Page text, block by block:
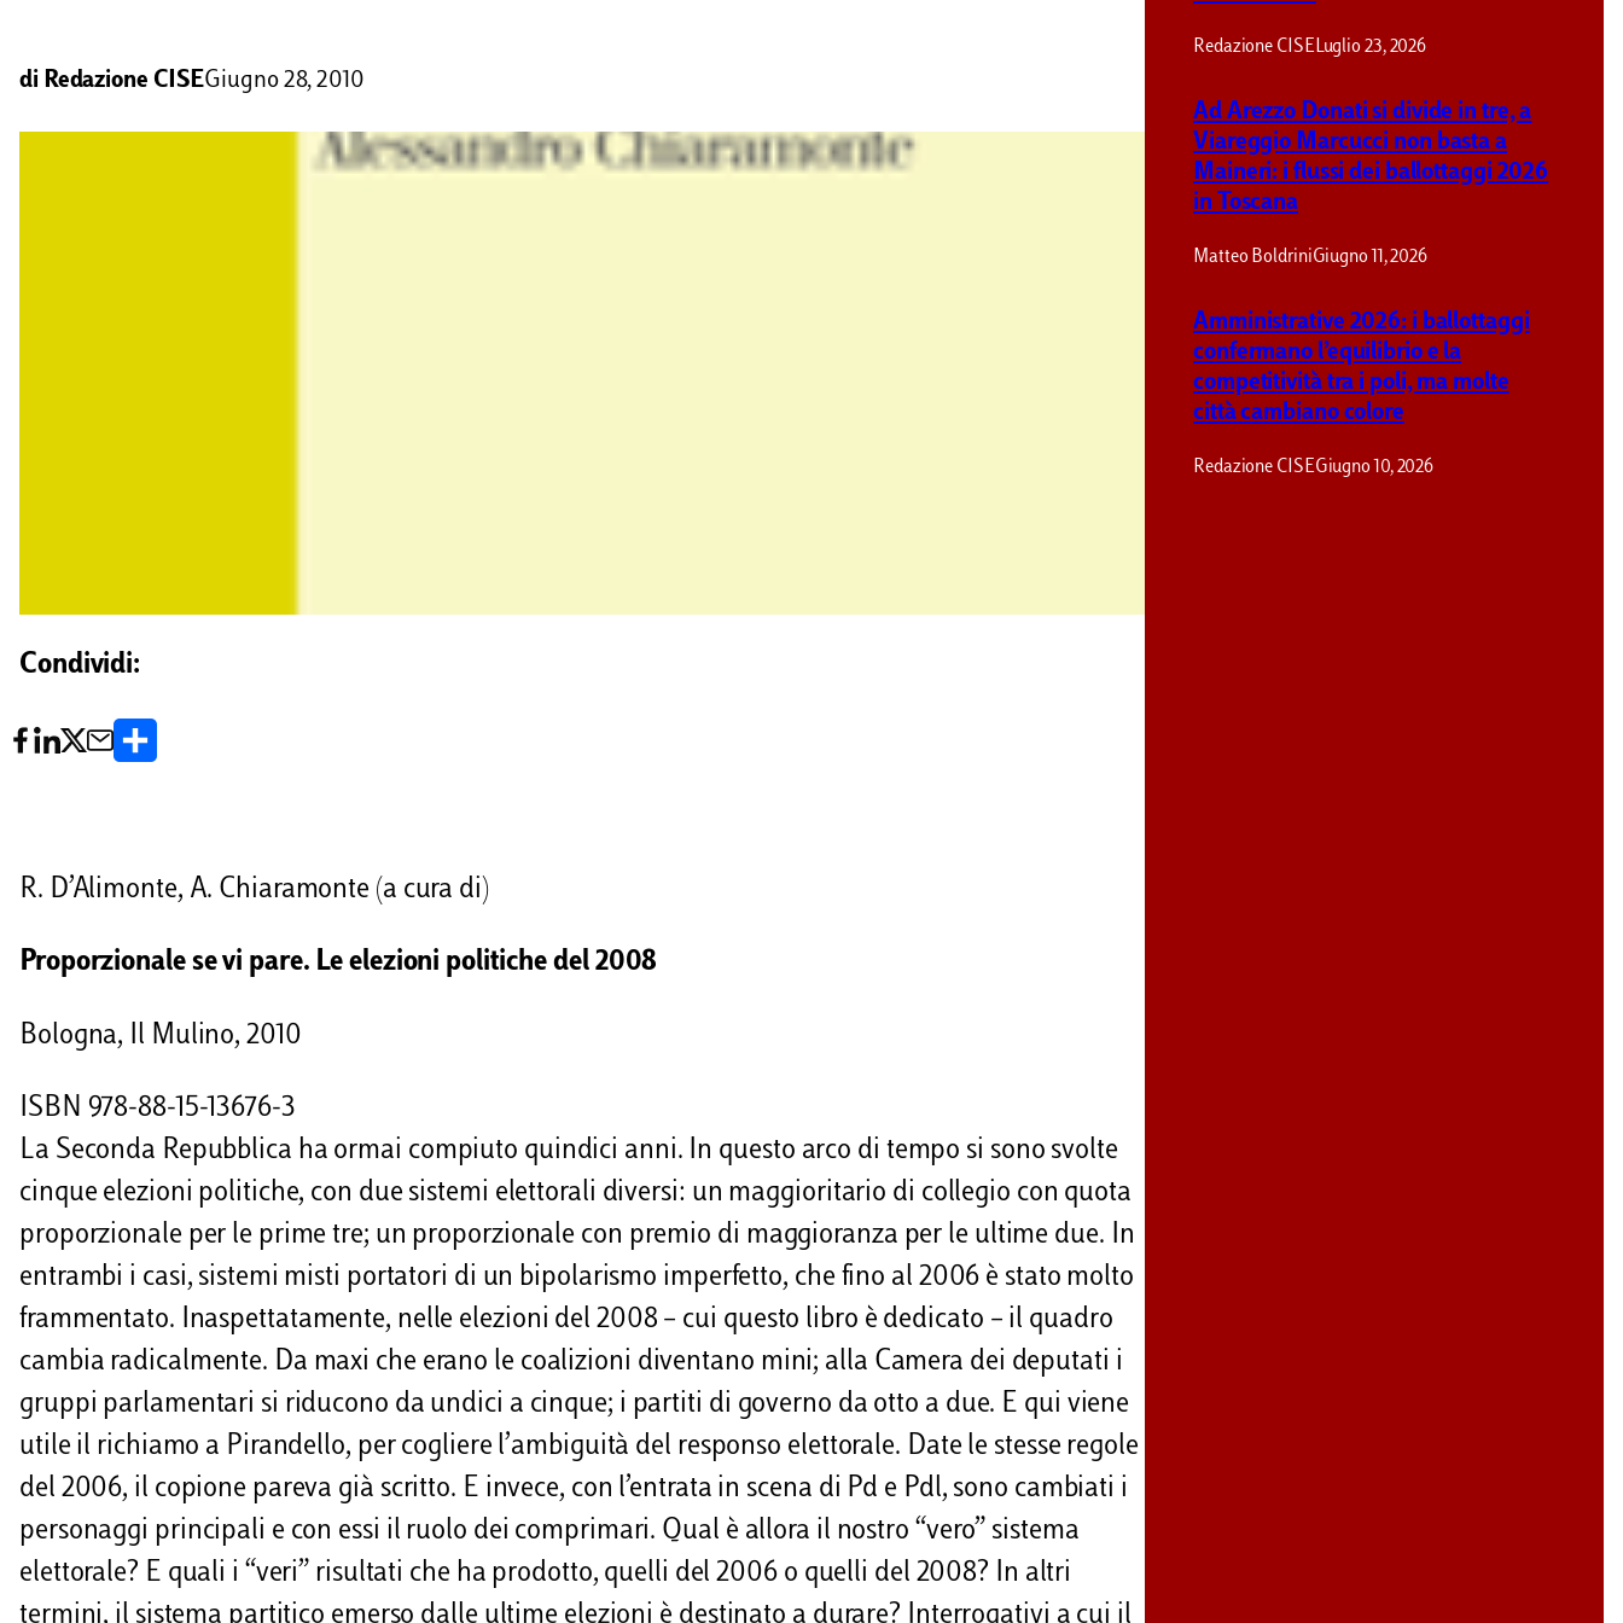
di Redazione CISEGiugno 28, 2010
Condividi:
v
d
R. D’Alimonte, A. Chiaramonte (a cura di)
Proporzionale se vi pare. Le elezioni politiche del 2008
Bologna, Il Mulino, 2010
ISBN 978-88-15-13676-3
La Seconda Repubblica ha ormai compiuto quindici anni. In questo arco di tempo si sono svolte
cinque elezioni politiche, con due sistemi elettorali diversi: un maggioritario di collegio con quota
proporzionale per le prime tre; un proporzionale con premio di maggioranza per le ultime due. In
entrambi i casi, sistemi misti portatori di un bipolarismo imperfetto, che fino al 2006 è stato molto
frammentato. Inaspettatamente, nelle elezioni del 2008 – cui questo libro è dedicato – il quadro
cambia radicalmente. Da maxi che erano le coalizioni diventano mini; alla Camera dei deputati i
gruppi parlamentari si riducono da undici a cinque; i partiti di governo da otto a due. E qui viene
utile il richiamo a Pirandello, per cogliere l’ambiguità del responso elettorale. Date le stesse regole
del 2006, il copione pareva già scritto. E invece, con l’entrata in scena di Pd e Pdl, sono cambiati i
personaggi principali e con essi il ruolo dei comprimari. Qual è allora il nostro “vero” sistema
elettorale? E quali i “veri” risultati che ha prodotto, quelli del 2006 o quelli del 2008? In altri
termini, il sistema partitico emerso dalle ultime elezioni è destinato a durare? Interrogativi a cui il
Redazione CISE Luglio 23, 2026
Ad Arezzo Donati si divide in tre, a
Viareggio Marcucci non basta a
Maineri: i flussi dei ballottaggi 2026
in Toscana
Matteo BoldriniGiugno 11, 2026
Amministrative 2026: i ballottaggi
confermano l’equilibrio e la
competitività tra i poli, ma molte
città cambiano colore
Redazione CISEGiugno 10, 2026